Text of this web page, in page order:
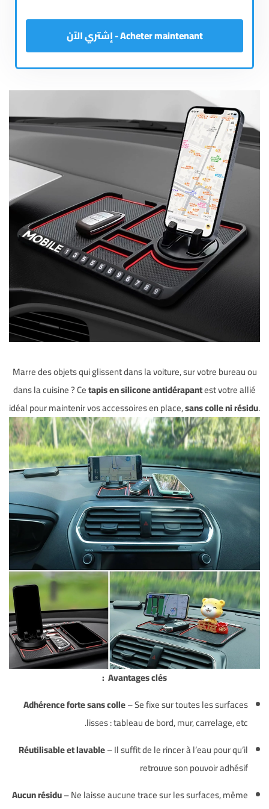
Acheter maintenant - إشتري الآن
Marre des objets qui glissent dans la voiture, sur votre bureau ou
dans la cuisine ? Cetapis en silicone antidérapantest votre allié
idéal pour maintenir vos accessoires en place,sans colle ni résidu.
Avantages clés :
Adhérence forte sans colle– Se fixe sur toutes les surfaces
lisses : tableau de bord, mur, carrelage, etc.
Réutilisable et lavable– Il suffit de le rincer à l’eau pour qu’il
retrouve son pouvoir adhésif
Aucun résidu– Ne laisse aucune trace sur les surfaces, même